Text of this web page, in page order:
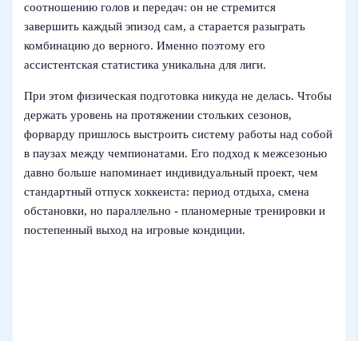
соотношению голов и передач: он не стремится
завершить каждый эпизод сам, а старается разыграть
комбинацию до верного. Именно поэтому его
ассистентская статистика уникальна для лиги.
При этом физическая подготовка никуда не делась. Чтобы
держать уровень на протяжении стольких сезонов,
форварду пришлось выстроить систему работы над собой
в паузах между чемпионатами. Его подход к межсезонью
давно больше напоминает индивидуальный проект, чем
стандартный отпуск хоккеиста: период отдыха, смена
обстановки, но параллельно - планомерные тренировки и
постепенный выход на игровые кондиции.